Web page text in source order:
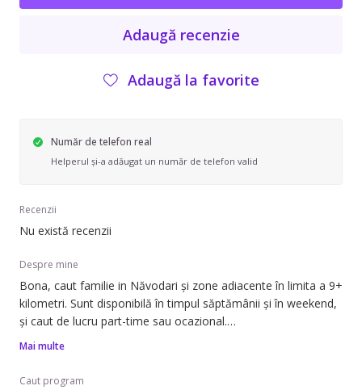
Adaugă recenzie
Adaugă la favorite
Număr de telefon real
Helperul și-a adăugat un număr de telefon valid
Recenzii
Nu există recenzii
Despre mine
Bona, caut familie in Năvodari și zone adiacente în limita a 9+
kilometri. Sunt disponibilă în timpul săptămânii și în weekend,
și caut de lucru part-time sau ocazional.
10 ani. De asemenea, am experiență de peste 20 de ani în
Mai multe
Caut program